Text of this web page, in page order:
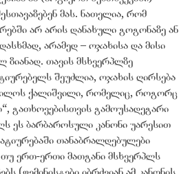
მას. ნათელია, რომ
არ არის დანახული გოგონაზე ან
არამედ – ოჯახისა და მისი
ზიანად. თავის მსხვერპლზე
შეუძლია, ოჯახის ღირსება
ქალიშვილი, რომელიც, როგორც
გათხოვებისთვის გამოუსადეგარი
ეს ბარბაროსული კანონი უარესით
თანაბრალდებულები
ერთ-ერთი მათგანი მსხვერპლს